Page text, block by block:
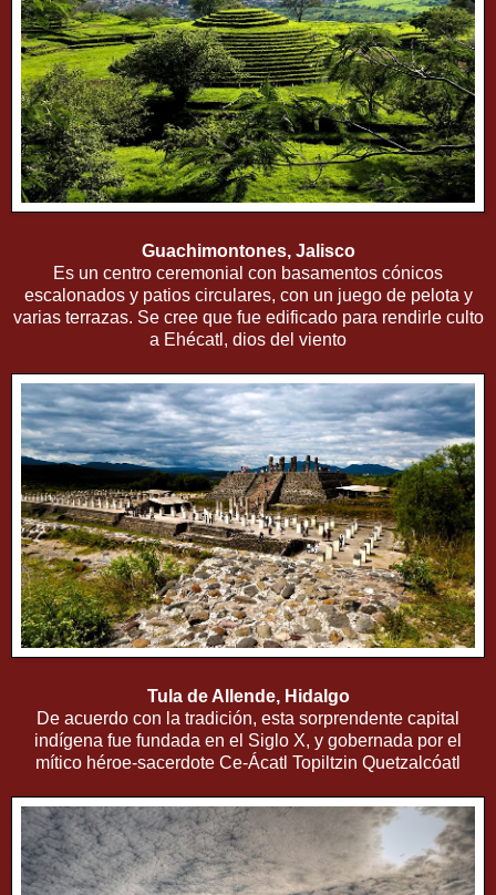
Guachimontones, Jalisco
Es un centro ceremonial con basamentos cónicos
escalonados y patios circulares, con un juego de pelota y
varias terrazas. Se cree que fue edificado para rendirle culto
a Ehécatl, dios del viento
Tula de Allende, Hidalgo
De acuerdo con la tradición, esta sorprendente capital
indígena fue fundada en el Siglo X, y gobernada por el
mítico héroe-sacerdote Ce-Ácatl Topiltzin Quetzalcóatl